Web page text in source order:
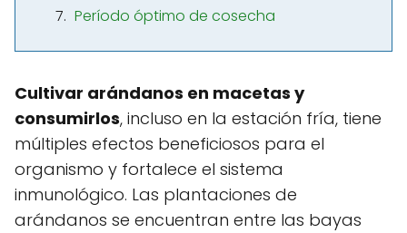
Período óptimo de cosecha
Cultivar arándanos en macetas y
consumirlos, incluso en la estación fría, tiene
múltiples efectos beneficiosos para el
organismo y fortalece el sistema
inmunológico. Las plantaciones de
arándanos se encuentran entre las bayas